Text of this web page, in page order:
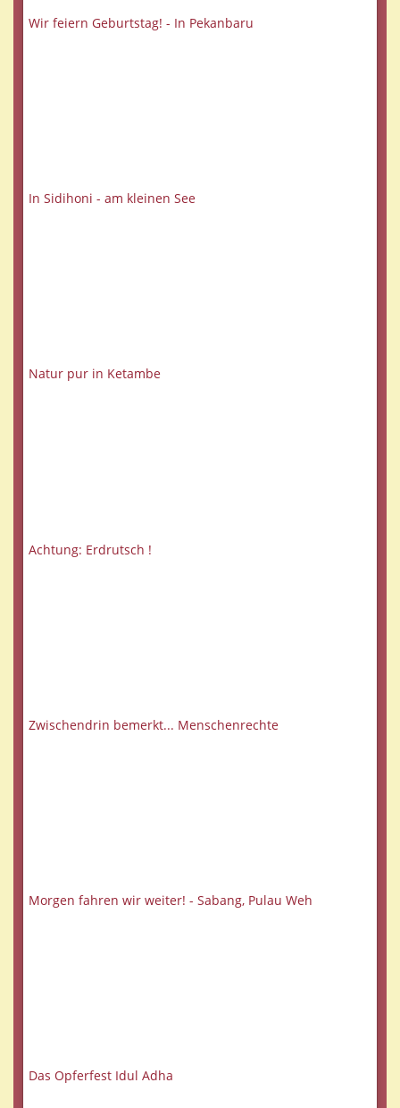
Wir feiern Geburtstag! - In Pekanbaru
In Sidihoni - am kleinen See
Natur pur in Ketambe
Achtung: Erdrutsch !
Zwischendrin bemerkt... Menschenrechte
Morgen fahren wir weiter! - Sabang, Pulau Weh
Das Opferfest Idul Adha